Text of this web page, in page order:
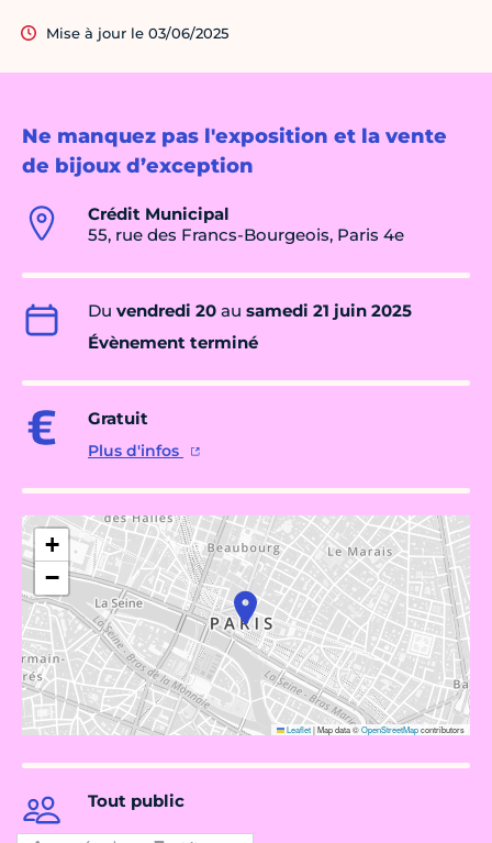
Ne manquez pas l'exposition et la vente
de bijoux d’exception
Crédit Municipal
55, rue des Francs-Bourgeois, Paris 4e
Du vendredi 20 au samedi 21 juin 2025
Évènement terminé
Gratuit
Plus d'infos
+
−
Leaflet|Map data ©OpenStreetMapcontributors
Tout public
Mise à jour le 03/06/2025